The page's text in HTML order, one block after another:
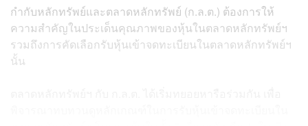
กำกับหลักทรัพย์และตลาดหลักทรัพย์ (ก.ล.ต.) ต้องการให้
ความสำคัญในประเด็นคุณภาพของหุ้นในตลาดหลักทรัพย์ฯ
รวมถึงการคัดเลือกรับหุ้นเข้าจดทะเบียนในตลาดหลักทรัพย์ฯ
นั้น